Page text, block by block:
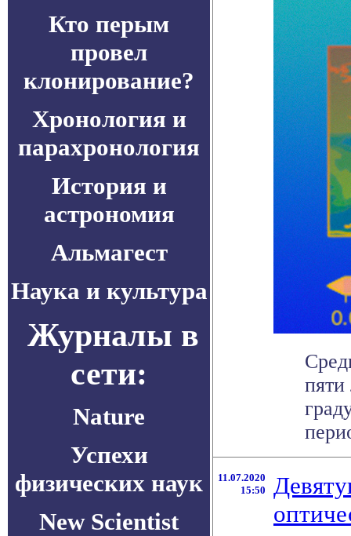
Кто перым
провел
клонирование?
Хронология и
парахронология
История и
астрономия
Альмагест
Наука и культура
Журналы в
сети:
Nature
Успехи
физических наук
New Scientist
пяти
11.07.2020
15:50